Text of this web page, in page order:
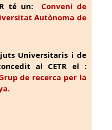
té un: Conveni de
Autònoma de
Universitaris i de
al CETR el :
de recerca per la